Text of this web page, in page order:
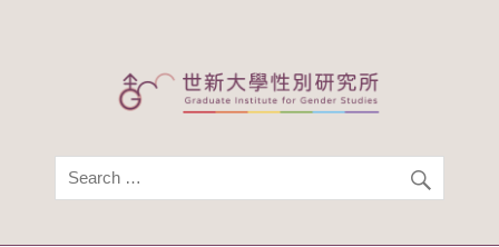
世新大學性別研
世新大學性別研究所